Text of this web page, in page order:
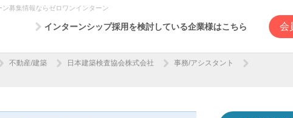
募集情報ならゼロワンインターン
インターンシップ採用を検討している企業様はこちら 会
不動産/建築 日本建築検査協会株式会社
事務/アシスタント